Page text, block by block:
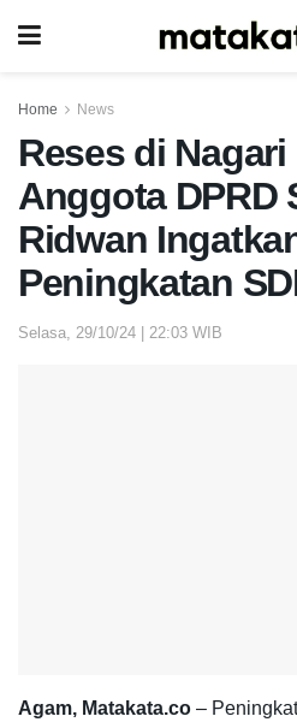
Home News
Reses di
Anggota DPRD
Ridwan
Peningkatan
Selasa, 29/10/24 | 22:03 WIB
Agam, Matakata.co –